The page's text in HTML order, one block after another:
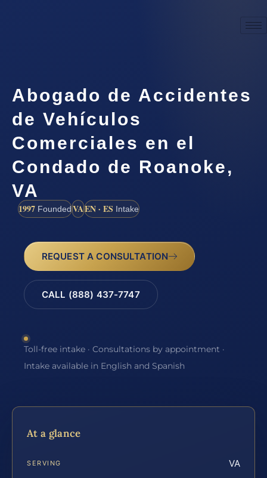
Abogado de Accidentes
de Vehículos
Comerciales en el
Condado de Roanoke,
VA
1997 FoundedVAEN · ES Intake
REQUEST A CONSULTATION
CALL (888) 437-7747
Toll-free intake · Consultations by appointment ·
Intake available in English and Spanish
At a glance
SERVING VA